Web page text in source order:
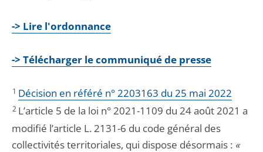
-> Lire l'ordonnance
-> Télécharger le communiqué de presse
1 Décision en référé n° 2203163 du 25 mai 2022
2L’article 5 de la loi n° 2021-1109 du 24 août 2021 a
modifié l’article L. 2131-6 du code général des
collectivités territoriales, qui dispose désormais : «